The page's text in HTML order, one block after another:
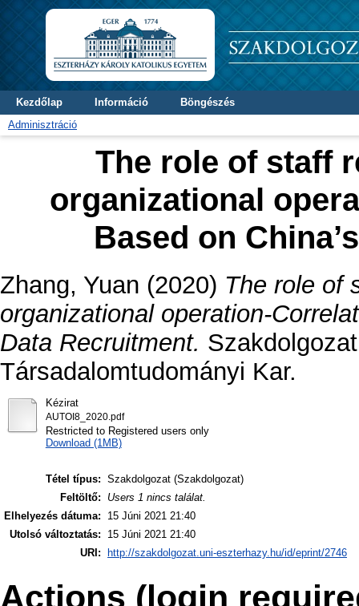
Kezdőlap Információ
Böngészés
Adminisztráció
The role of staff
organizational
Based on
Zhang, Yuan (2020) The role of
organizational operation-
Data Recruitment.
Társadalomtudományi Kar.
Kézirat
AUTOI8_2020.pdf
Restricted to Registered users only
Download (1MB)
Tétel típus: Szakdolgozat (Szakdolgozat)
Feltöltő:
Users 1 nincs találat.
Elhelyezés dátuma:
15 Júni 2021 21:40
Utolsó változtatás:
15 Júni 2021 21:40
URI:
http://szakdolgozat.uni-eszterhazy.hu/id/eprint/2746
Actions (login